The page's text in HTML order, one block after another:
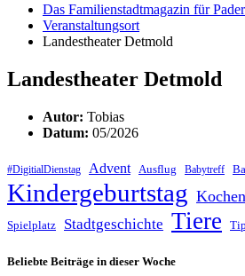
Das Familienstadtmagazin für
Veranstaltungsort
Landestheater Detmold
Landestheater Detmold
Autor: Tobias
Datum: 05/2026
#DigitialDienstag Advent Ausflug Babytreff
Kindergeburtstag Kochen
Spielplatz Stadtgeschichte Tiere
Beliebte Beiträge in dieser Woche